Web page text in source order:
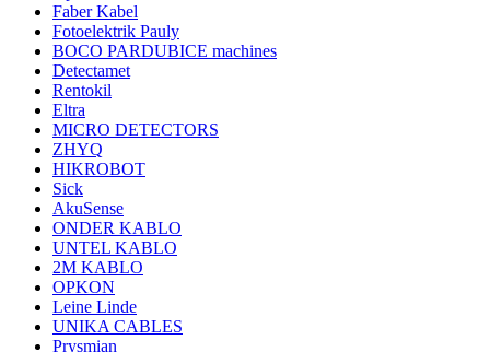
Faber Kabel
Fotoelektrik Pauly
BOCO PARDUBICE machines
Detectamet
Rentokil
Eltra
MICRO DETECTORS
ZHYQ
HIKROBOT
Sick
AkuSense
ONDER KABLO
UNTEL KABLO
2M KABLO
OPKON
Leine Linde
UNIKA CABLES
Prysmian